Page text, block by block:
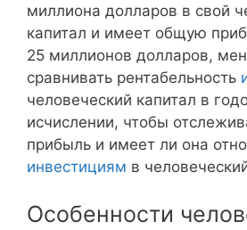
миллиона долларов в свой
капитал и имеет общую
25 миллионов долларов,
сравнивать рентабельность
человеческий капитал в
исчислении, чтобы
прибыль и имеет ли она
инвестициям в
Особенности